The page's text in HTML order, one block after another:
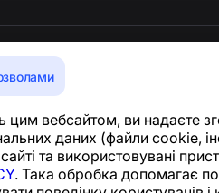
цим вебсайтом, ви надаєте
даних (файли cookie,
та використовувані
. Така обробка допомагає
Новини та
Про
Контакти